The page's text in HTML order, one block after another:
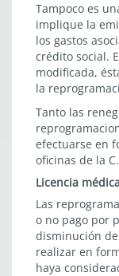
Tampoco es
implique la
los gastos
crédito social.
modificada,
la
Tanto las
efectuarse en
oficinas de la
Licencia
Las
o no pago por
disminución
realizar en
haya